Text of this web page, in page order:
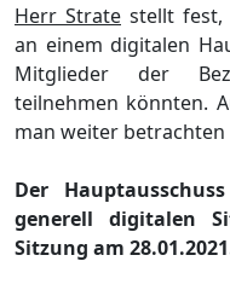
Herr Strate stellt fest,
an einem digitalen Ha
Mitglieder der
teilnehmen könnten.
man weiter betrachten
Der
generell digitalen
Sitzung am